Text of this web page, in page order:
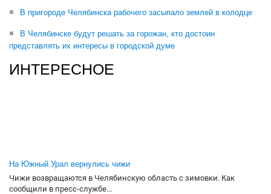
В пригороде Челябинска рабочего засыпало землей в колодце
В Челябинске будут решать за горожан, кто достоин
представлять их интересы в городской думе
ИНТЕРЕСНОЕ
На Южный Урал вернулись чижи
Чижи возвращаются в Челябинскую область с зимовки. Как
сообщили в пресс-службе...